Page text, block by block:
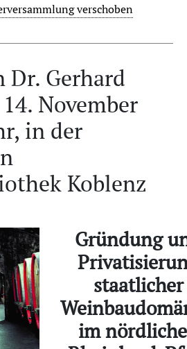
verschoben
Dr. Gerhard
November
in der
Koblenz
Gründung
staatlicher
im